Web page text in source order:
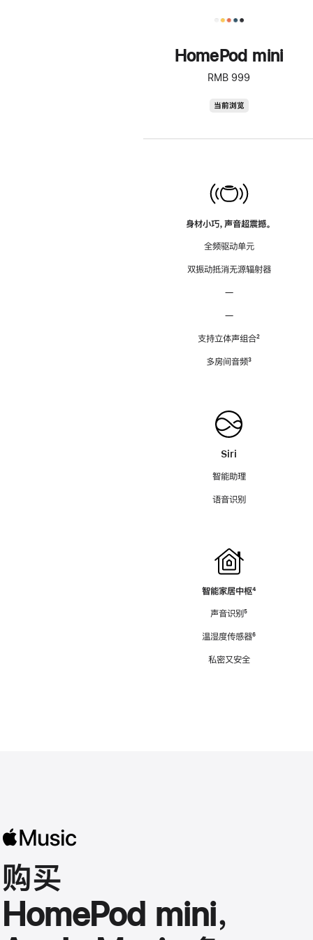
HomePod mini
RMB 999
当前浏览
身材小巧，声音超震撼。
全频驱动单元
双振动抵消无源辐射器
—
—
支持立体声组合脚
²
多房间音频脚
³
Siri
智能助理
语音识别
智能家居中枢脚
⁴
声音识别脚
⁵
温湿度传感器脚
⁶
私密又安全
购买
HomePod mini，